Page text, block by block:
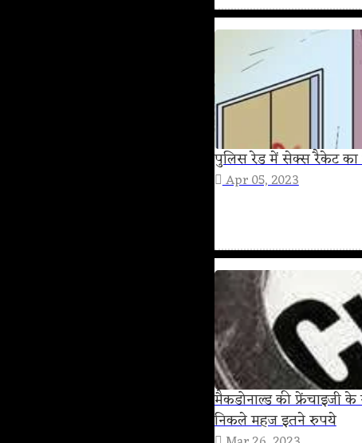
पुलिस रेड में सेक्स रैकेट का
Apr 05, 2023
मैकडोनाल्ड की फ्रेंचाइजी
निकले महज इतने रुपये